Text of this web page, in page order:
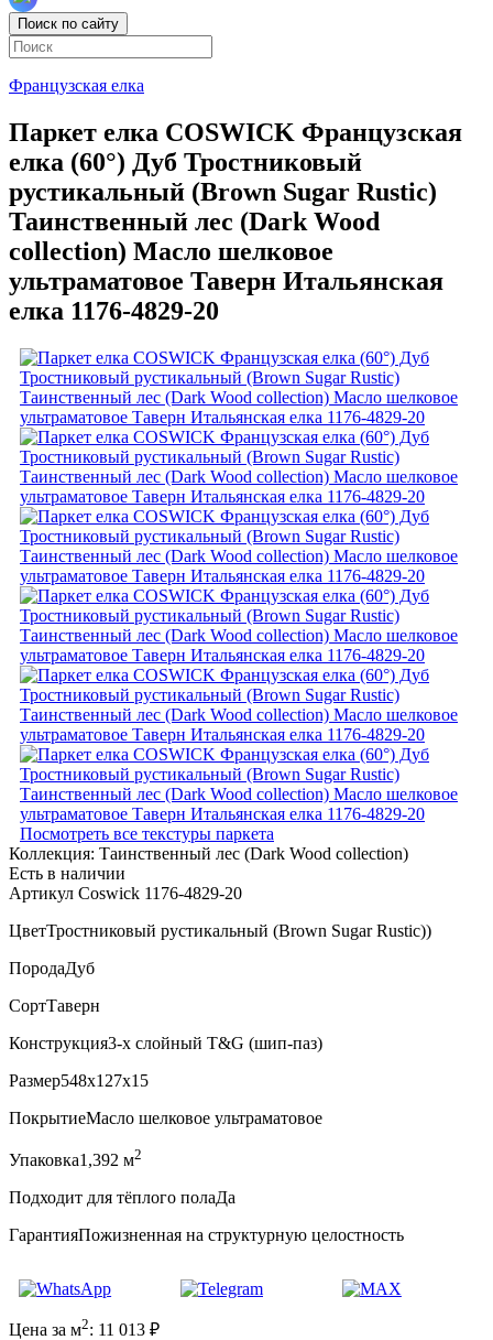
Поиск по сайту
Французская елка
Паркет елка COSWICK Французская
елка (60°) Дуб Тростниковый
рустикальный (Brown Sugar Rustic)
Таинственный лес (Dark Wood
collection) Масло шелковое
ультраматовое Таверн Итальянская
елка 1176-4829-20
Посмотреть все текстуры паркета
Коллекция: Таинственный лес (Dark Wood collection)
Есть в наличии
Артикул Coswick 1176-4829-20
ЦветТростниковый рустикальный (Brown Sugar Rustic))
ПородаДуб
СортТаверн
Конструкция3-х слойный T&G (шип-паз)
Размер548x127x15
ПокрытиеМасло шелковое ультраматовое
Упаковка1,392 м2
Подходит для тёплого полаДа
ГарантияПожизненная на структурную целостность
Цена за м2: 11 013 ₽